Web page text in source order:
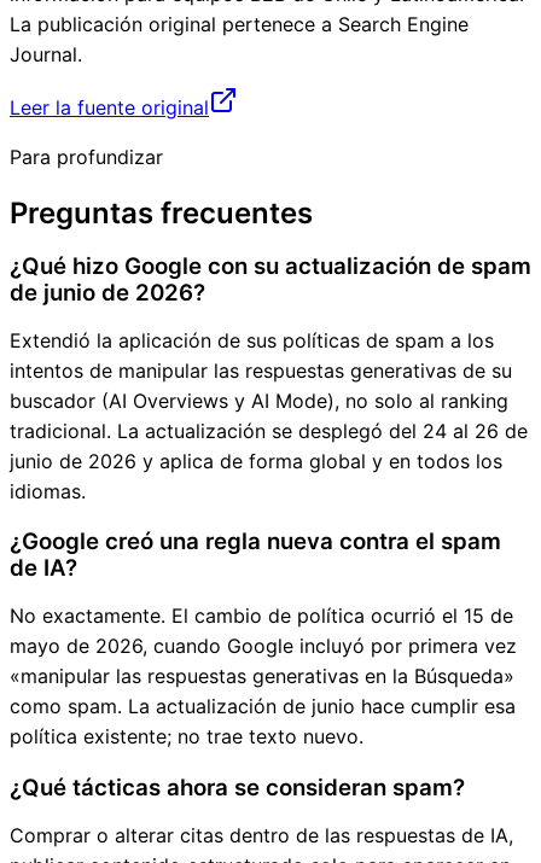
La publicación original pertenece a Search Engine
Journal.
Leer la fuente original
Para profundizar
Preguntas frecuentes
¿Qué hizo Google con su actualización de spam
de junio de 2026?
Extendió la aplicación de sus políticas de spam a los
intentos de manipular las respuestas generativas de su
buscador (AI Overviews y AI Mode), no solo al ranking
tradicional. La actualización se desplegó del 24 al 26 de
junio de 2026 y aplica de forma global y en todos los
idiomas.
¿Google creó una regla nueva contra el spam
de IA?
No exactamente. El cambio de política ocurrió el 15 de
mayo de 2026, cuando Google incluyó por primera vez
«manipular las respuestas generativas en la Búsqueda»
como spam. La actualización de junio hace cumplir esa
política existente; no trae texto nuevo.
¿Qué tácticas ahora se consideran spam?
Comprar o alterar citas dentro de las respuestas de IA,